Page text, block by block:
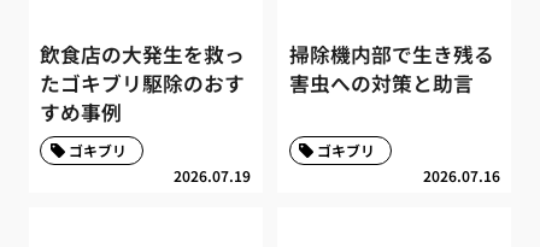
飲食店の大発生を救っ
たゴキブリ駆除のおす
すめ事例
2026.07.19
ゴキブリ
掃除機内部で生き残る
害虫への対策と助言
2026.07.16
ゴキブリ